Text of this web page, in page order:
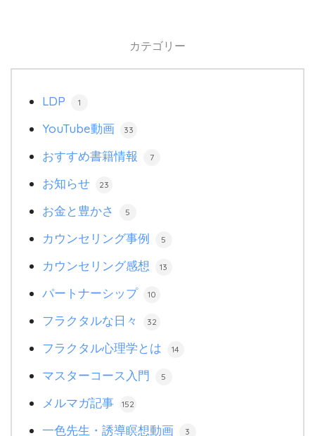
カテゴリー
LDP 1
YouTube動画 33
おすすめ書籍情報 7
お知らせ 23
お金と豊かさ 5
カウンセリング事例 5
カウンセリング感想 13
パートナーシップ 10
フラクタルな日々 32
フラクタル心理学とは 14
マスターコース入門 5
メルマガ記事 152
一色先生・誘導瞑想動画 3